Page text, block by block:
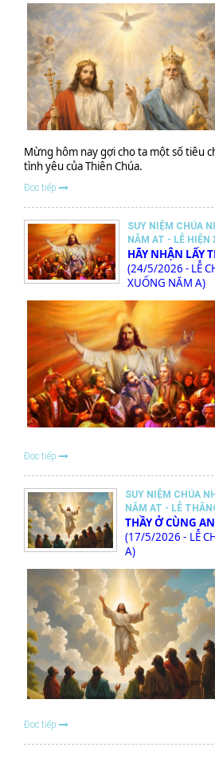
Mừng hôm nay gợi cho ta một số tiêu
tình yêu của Thiên Chúa.
Đọc tiếp
SUY NIỆM CHÚA
NĂM AT - LỄ
HÃY NHẬN LẤY
(24/5/2026 - LỄ
XUỐNG NĂM A)
Đọc tiếp
SUY NIỆM CHÚA
NĂM AT - LỄ
THẦY Ở CÙNG
(17/5/2026 - LỄ
A)
Đọc tiếp